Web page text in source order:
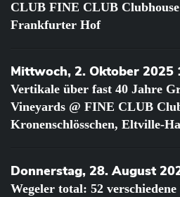
CLUB FINE CLUB
Frankfurter Hof
Mittwoch, 2. Oktober 2025
Vertikale über fast 40 Jahre
Vineyards @ FINE CLUB
Kronenschlösschen, Eltville-
Donnerstag, 28. August
Wegeler total: 52